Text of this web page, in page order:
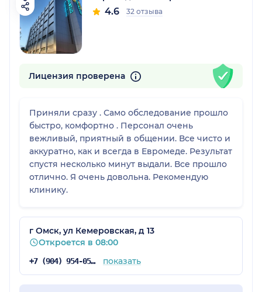
4.6 32 отзыва
Лицензия проверена
Приняли сразу . Само обследование прошло
быстро, комфортно . Персонал очень
вежливый, приятный в общении. Все чисто и
аккуратно, как и всегда в Евромеде. Результат
спустя несколько минут выдали. Все прошло
отлично. Я очень довольна. Рекомендую
клинику.
г Омск, ул Кемеровская, д 13
Откроется в 08:00
+7 (904) 954-05-47 показать